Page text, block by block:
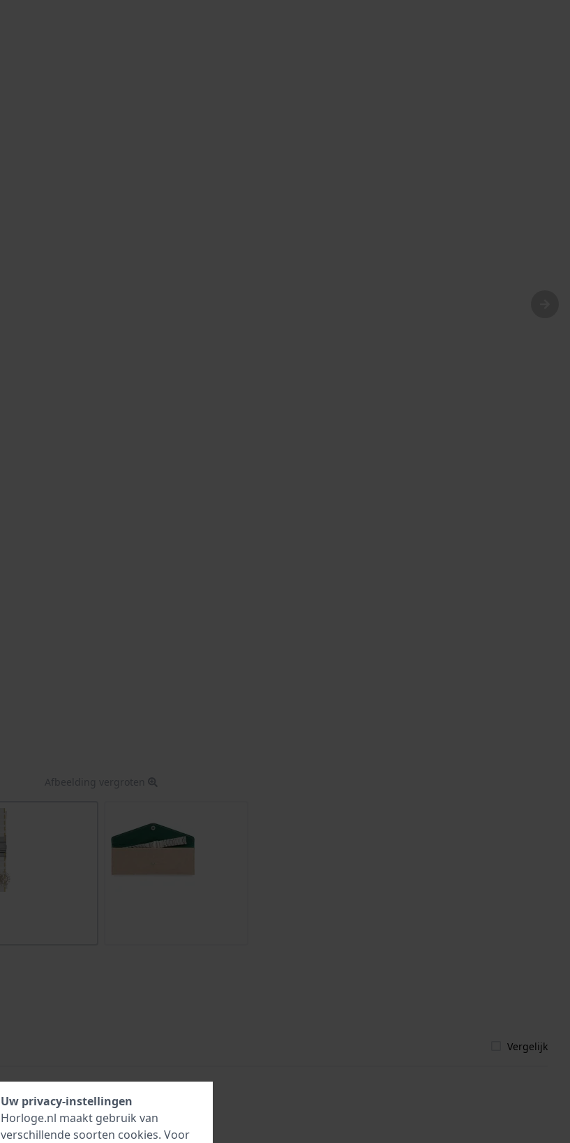
Afbeelding vergroten
Vergelijk
Uw privacy-instellingen
Horloge.nl maakt gebruik van
verschillende soorten cookies. Voor